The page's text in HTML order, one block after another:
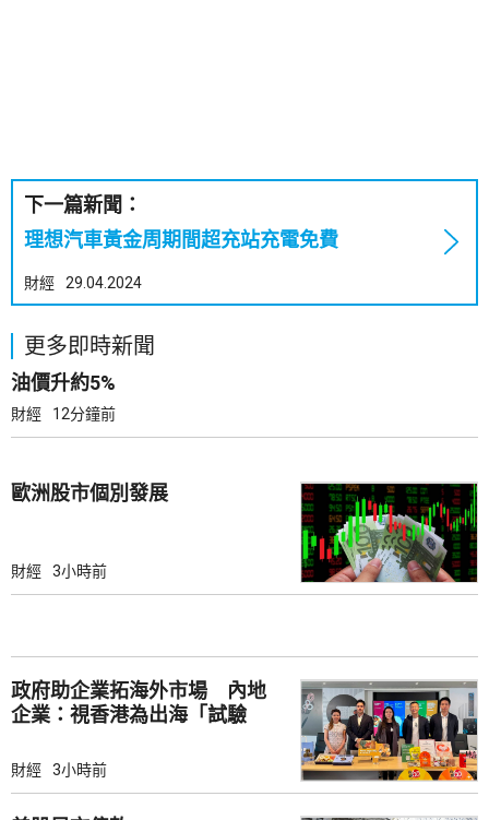
下一篇新聞：
理想汽車黃金周期間超充站充電免費
財經 29.04.2024
更多即時新聞
油價升約5%
財經 12分鐘前
歐洲股市個別發展
財經 3小時前
政府助企業拓海外市場 內地
企業：視香港為出海「試驗
財經 3小時前